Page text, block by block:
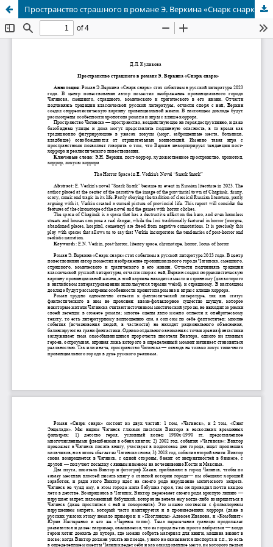
Пространство страшного в романе Э. Веркина «Снарк снарк»